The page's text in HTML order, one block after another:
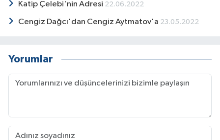
Katip Çelebi'nin Adresi 22.06.2022
Cengiz Dağcı'dan Cengiz Aytmatov'a 23.05.2022
Yorumlar